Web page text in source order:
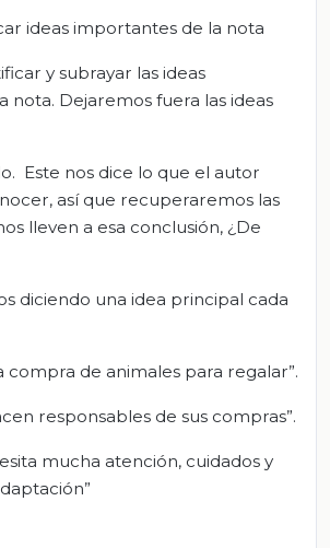
ideas importantes de la nota
y subrayar las ideas
nota. Dejaremos fuera las ideas
Este nos dice lo que el autor
así que recuperaremos las
lleven a esa conclusión, ¿De
diciendo una idea principal cada
compra de animales para regalar”.
responsables de sus compras”.
mucha atención, cuidados y